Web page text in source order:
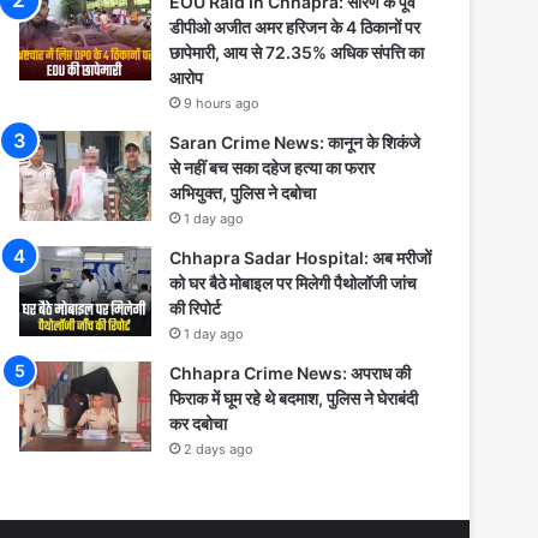
डीपीओ अजीत अमर हरिजन के 4 ठिकानों पर
छापेमारी, आय से 72.35% अधिक संपत्ति का
आरोप
9 hours ago
Saran Crime News: कानून के शिकंजे
से नहीं बच सका दहेज हत्या का फरार
अभियुक्त, पुलिस ने दबोचा
1 day ago
Chhapra Sadar Hospital: अब मरीजों
को घर बैठे मोबाइल पर मिलेगी पैथोलॉजी जांच
की रिपोर्ट
1 day ago
Chhapra Crime News: अपराध की
फिराक में घूम रहे थे बदमाश, पुलिस ने घेराबंदी
कर दबोचा
2 days ago